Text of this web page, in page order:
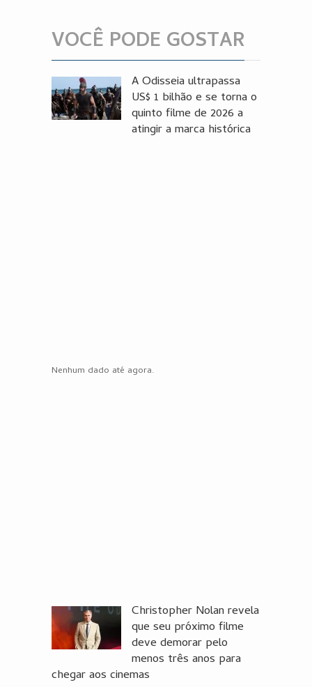
VOCÊ PODE GOSTAR
A Odisseia ultrapassa
US$ 1 bilhão e se torna o
quinto filme de 2026 a
atingir a marca histórica
Nenhum dado até agora.
Christopher Nolan revela
que seu próximo filme
deve demorar pelo
menos três anos para
chegar aos cinemas